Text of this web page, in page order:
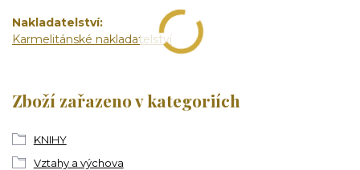
Nakladatelství
Karmelitánské nakladatelství
Zboží zařazeno v kategoriích
KNIHY
Vztahy a výchova